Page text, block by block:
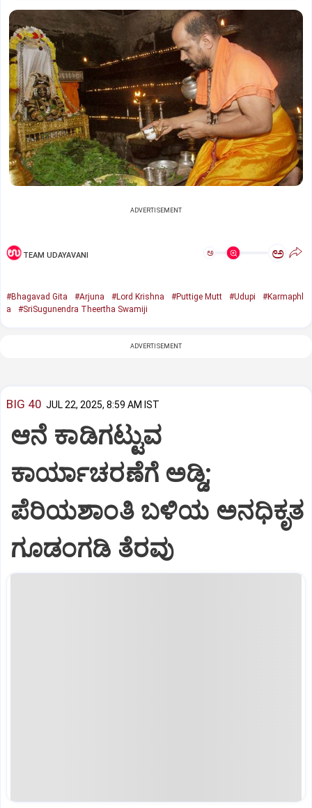
ADVERTISEMENT
TEAM UDAYAVANI ಅ ಅ
#Bhagavad Gita #Arjuna #Lord Krishna #Puttige Mutt #Udupi
#Karmaphl
a
#SriSugunendra Theertha Swamiji
ADVERTISEMENT
BIG 40 JUL 22, 2025, 8:59 AM IST
ಆನೆ ಕಾಡಿಗಟ್ಟುವ
ಕಾರ್ಯಾಚರಣೆಗೆ ಅಡ್ಡಿ;
ಪೆರಿಯಶಾಂತಿ ಬಳಿಯ ಅನಧಿಕೃತ
ಗೂಡಂಗಡಿ ತೆರವು